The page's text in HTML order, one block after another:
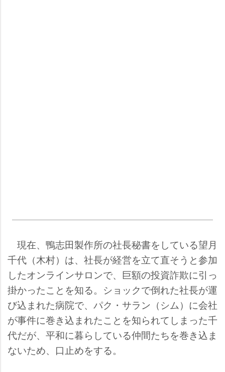
現在、鴨志田製作所の社長秘書をしている望月
千代（木村）は、社長が経営を立て直そうと参加
したオンラインサロンで、巨額の投資詐欺に引っ
掛かったことを知る。ショックで倒れた社長が運
び込まれた病院で、パク・サラン（シム）に会社
が事件に巻き込まれたことを知られてしまった千
代だが、平和に暮らしている仲間たちを巻き込ま
ないため、口止めをする。